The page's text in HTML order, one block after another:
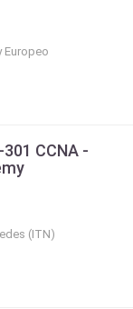
Europeo
CCNA -
(ITN)